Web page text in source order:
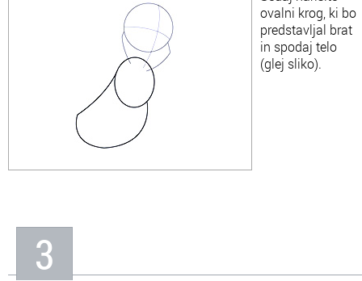
ovalni krog, ki bo
predstavljal brat
in spodaj telo
(glej sliko).
3